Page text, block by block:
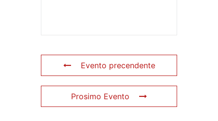
Evento precendente
Prosimo Evento